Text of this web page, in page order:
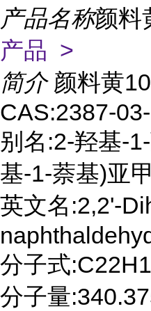
产品名称颜料
产品 >
简介 颜料黄
CAS:2387-
别名:2-羟基-
基-1-萘基)亚
英文名:2,2'-
分子式
分子量